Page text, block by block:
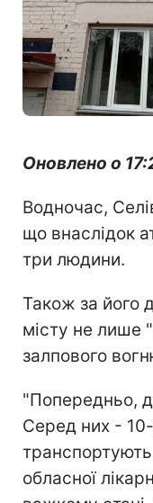
Оновлено о
Водночас,
що внаслідок
три людини.
Також за його
місту не лише
залпового
"Попередньо,
Серед них - 10-
транспортують
обласної